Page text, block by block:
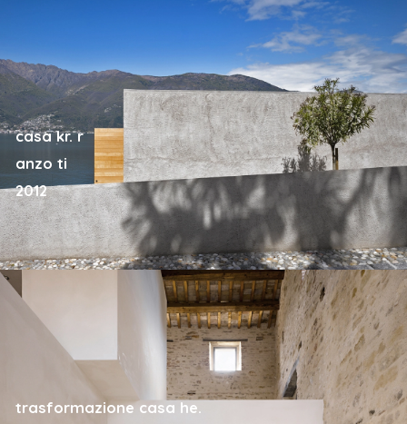
casa kr. r
anzo ti
2012
trasformazione casa he.